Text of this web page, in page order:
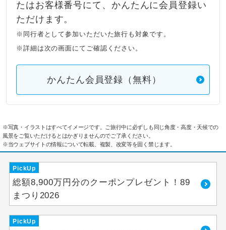
たはお客様番号にて、かんたんに会員登録い
ただけます。
※同行者として参加いただいた旅行も対象です。
※詳細は次の画面にてご確認ください。
かんたん会員登録（無料）
※写真・イラストはすべてイメージです。ご旅行中に必ずしも同じ角度・高度・天候での
風景をご覧いただけるとはかぎりませんのでご了承ください。
※当ウェブサイトの情報について転載、複製、改変等を固く禁じます。
PickUp
総額8,900万円分のクーポンプレゼント！89
まつり2026
PickUp